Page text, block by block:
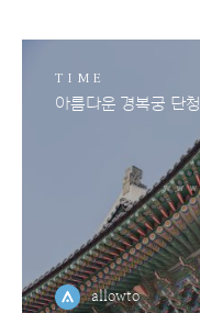
TIME
아름다운 경복궁 단청
allowto